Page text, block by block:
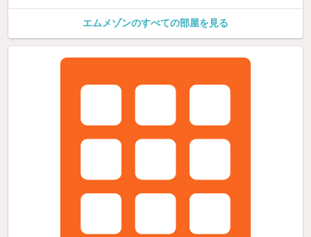
エムメゾンのすべての部屋を見る